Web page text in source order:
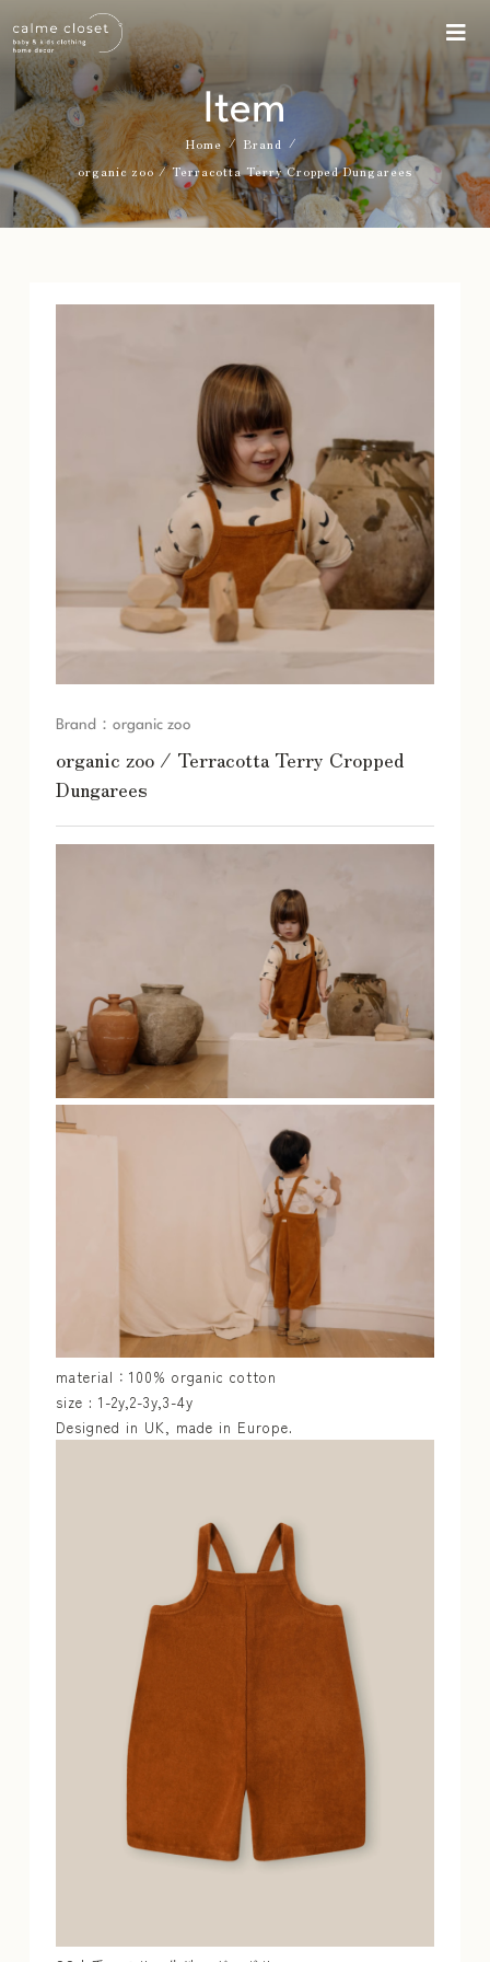
Item
Home / Brand /
organic zoo / Terracotta Terry Cropped Dungarees
Brand ： organic zoo
organic zoo / Terracotta Terry Cropped
Dungarees
material：100% organic cotton
size : 1-2y,2-3y,3-4y
Designed in UK, made in Europe.